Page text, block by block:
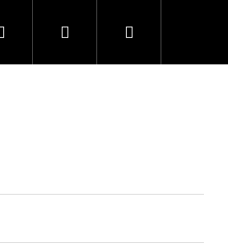
Hledat PřihlášeníNákupní